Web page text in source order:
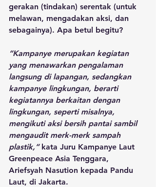
gerakan (tindakan) serentak (untuk
melawan, mengadakan aksi, dan
sebagainya). Apa betul begitu?
“Kampanye merupakan kegiatan
yang menawarkan pengalaman
langsung di lapangan, sedangkan
kampanye lingkungan, berarti
kegiatannya berkaitan dengan
lingkungan, seperti misalnya,
mengikuti aksi bersih pantai sambil
mengaudit merk-merk sampah
plastik,“ kata Juru Kampanye Laut
Greenpeace Asia Tenggara,
Ariefsyah Nasution kepada Pandu
Laut, di Jakarta.